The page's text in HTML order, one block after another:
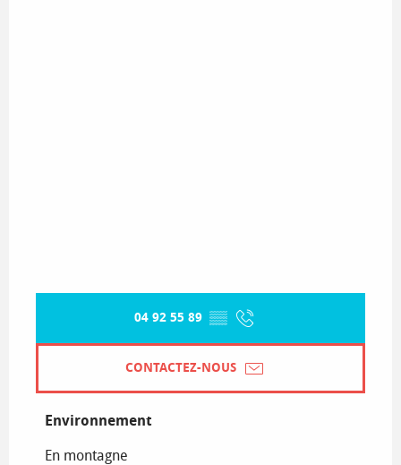
04 92 55 89 ▒▒
CONTACTEZ-NOUS
Environnement
Environnement
En montagne